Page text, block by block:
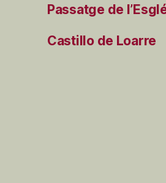
Passatge de
Castillo de Loarre